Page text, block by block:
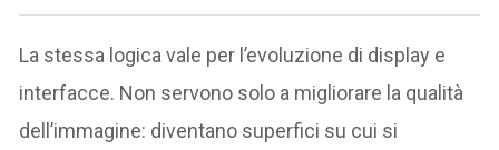
La stessa logica vale per l’evoluzione di display e
interfacce. Non servono solo a migliorare la qualità
dell’immagine: diventano superfici su cui si